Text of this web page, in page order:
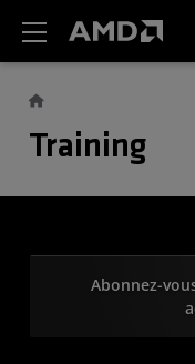
Training
Abonnez-